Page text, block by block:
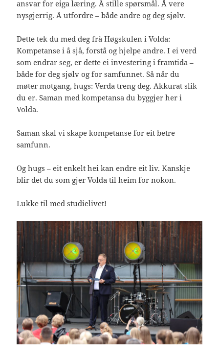
ansvar for eiga læring. Å stille spørsmål. Å vere
nysgjerrig. Å utfordre – både andre og deg sjølv.
Dette tek du med deg frå Høgskulen i Volda:
Kompetanse i å sjå, forstå og hjelpe andre. I ei verd
som endrar seg, er dette ei investering i framtida –
både for deg sjølv og for samfunnet. Så når du
møter motgang, hugs: Verda treng deg. Akkurat slik
du er. Saman med kompetansa du byggjer her i
Volda.
Saman skal vi skape kompetanse for eit betre
samfunn.
Og hugs – eit enkelt hei kan endre eit liv. Kanskje
blir det du som gjer Volda til heim for nokon.
Lukke til med studielivet!